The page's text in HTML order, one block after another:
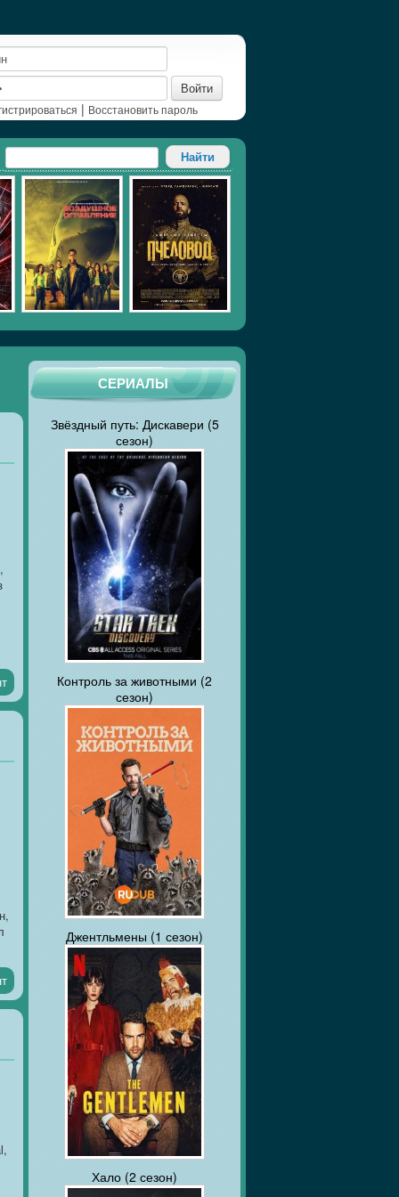
Войти
| Восстановить пароль
СЕРИАЛЫ
Звёздный путь: Дискавери (5
сезон)
Контроль за животными (2
сезон)
Джентльмены (1 сезон)
Хало (2 сезон)